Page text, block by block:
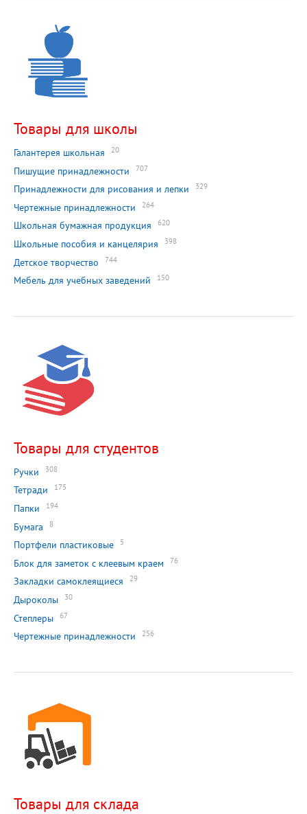
Товары для школы
Галантерея школьная 20
Пишущие принадлежности 707
Принадлежности для рисования и лепки 329
Чертежные принадлежности 264
Школьная бумажная продукция 620
Школьные пособия и канцелярия 398
Детское творчество 744
Мебель для учебных заведений 150
Товары для студентов
Ручки 308
Тетради 175
Папки 194
Бумага 8
Портфели пластиковые 5
Блок для заметок с клеевым краем 76
Закладки самоклеящиеся 29
Дыроколы 30
Степлеры 67
Чертежные принадлежности 256
Товары для склада